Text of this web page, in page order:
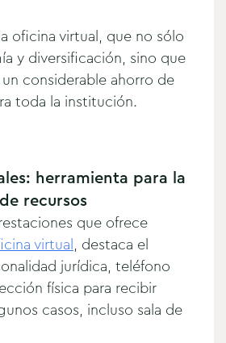
oficina virtual, que no sólo
y diversificación, sino que
considerable ahorro de
toda la institución.
herramienta para la
recursos
que ofrece
virtual, destaca el
jurídica, teléfono
física para recibir
casos, incluso sala de